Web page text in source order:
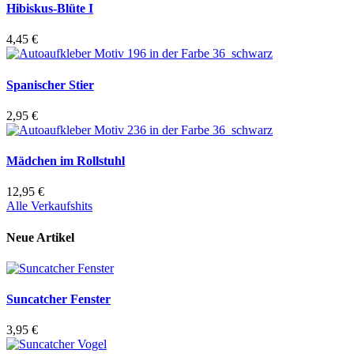
Hibiskus-Blüte I
4,45 €
Spanischer Stier
2,95 €
Mädchen im Rollstuhl
12,95 €
Alle Verkaufshits
Neue Artikel
Suncatcher Fenster
3,95 €